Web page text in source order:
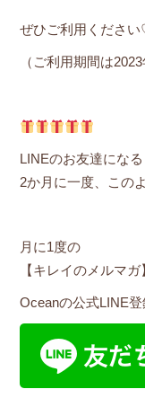
ぜひご利用くださ
（ご利用期間は
LINEのお友達になる
2か月に一度、この
月に1度の
【キレイのメルマ
Oceanの公式LINE